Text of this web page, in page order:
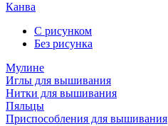
Канва
С рисунком
Без рисунка
Мулине
Иглы для вышивания
Нитки для вышивания
Пяльцы
Приспособления для вышивания